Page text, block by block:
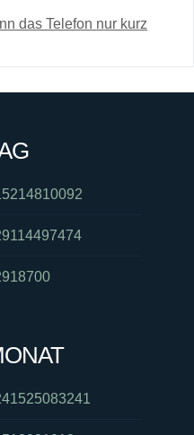
das Telefon nur kurz